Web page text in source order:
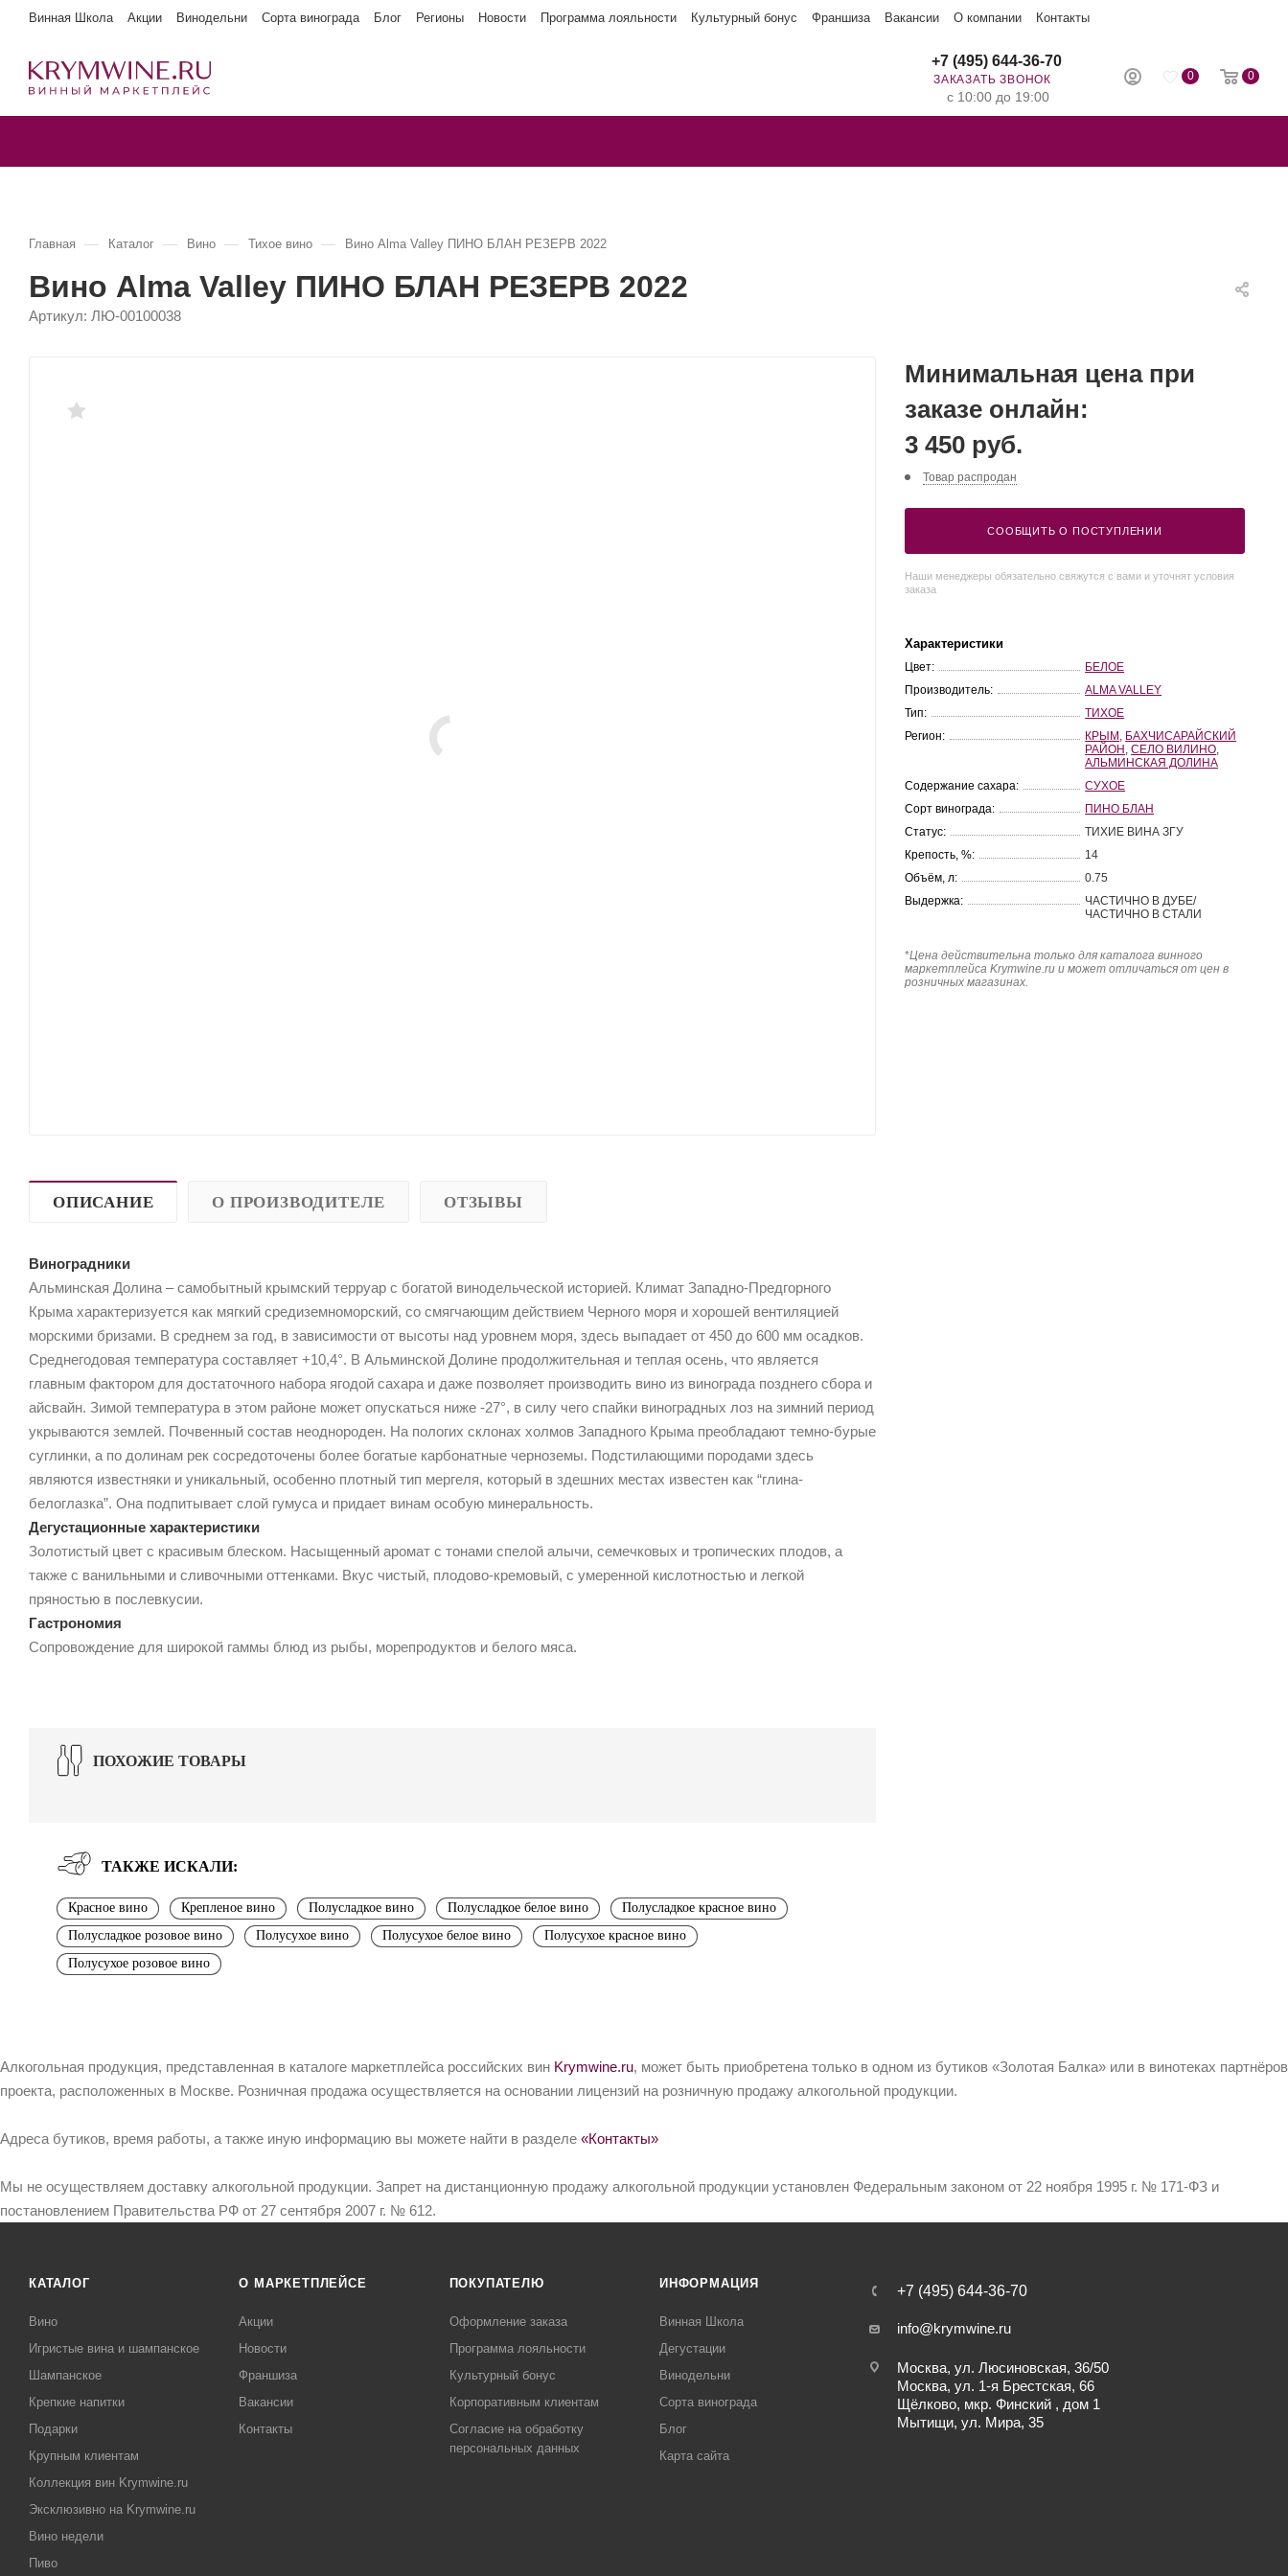
Винная Школа Акции Винодельни Сорта винограда Блог Регионы Новости Программа лояльности Культурный бонус Франшиза Вакансии О компании Контакты
0 0
+7 (495) 644-36-70
ЗАКАЗАТЬ ЗВОНОК
с 10:00 до 19:00
Главная — Каталог — Вино — Тихое вино — Вино Alma Valley ПИНО БЛАН РЕЗЕРВ 2022
Вино Alma Valley ПИНО БЛАН РЕЗЕРВ 2022
Артикул: ЛЮ-00100038
ОПИСАНИЕ О ПРОИЗВОДИТЕЛЕ ОТЗЫВЫ
Виноградники
Альминская Долина – самобытный крымский терруар с богатой винодельческой историей. Климат Западно-Предгорного
Крыма характеризуется как мягкий средиземноморский, со смягчающим действием Черного моря и хорошей вентиляцией
морскими бризами. В среднем за год, в зависимости от высоты над уровнем моря, здесь выпадает от 450 до 600 мм осадков.
Среднегодовая температура составляет +10,4°. В Альминской Долине продолжительная и теплая осень, что является
главным фактором для достаточного набора ягодой сахара и даже позволяет производить вино из винограда позднего сбора и
айсвайн. Зимой температура в этом районе может опускаться ниже -27°, в силу чего спайки виноградных лоз на зимний период
укрываются землей. Почвенный состав неоднороден. На пологих склонах холмов Западного Крыма преобладают темно-бурые
суглинки, а по долинам рек сосредоточены более богатые карбонатные черноземы. Подстилающими породами здесь
являются известняки и уникальный, особенно плотный тип мергеля, который в здешних местах известен как “глина-
белоглазка”. Она подпитывает слой гумуса и придает винам особую минеральность.
Дегустационные характеристики
Золотистый цвет с красивым блеском. Насыщенный аромат с тонами спелой алычи, семечковых и тропических плодов, а
также с ванильными и сливочными оттенками. Вкус чистый, плодово-кремовый, с умеренной кислотностью и легкой
пряностью в послевкусии.
Гастрономия
Сопровождение для широкой гаммы блюд из рыбы, морепродуктов и белого мяса.
ПОХОЖИЕ ТОВАРЫ
ТАКЖЕ ИСКАЛИ:
Красное вино Крепленое вино Полусладкое вино Полусладкое белое вино
Полусладкое красное вино
Полусладкое розовое вино
Полусухое вино Полусухое белое вино
Полусухое красное вино
Полусухое розовое вино
Минимальная цена при
заказе онлайн:
3 450 руб.
Товар распродан
СООБЩИТЬ О ПОСТУПЛЕНИИ
Наши менеджеры обязательно свяжутся с вами и уточнят условия
заказа
Характеристики
Цвет:
БЕЛОЕ
Производитель:
ALMA VALLEY
Тип:
ТИХОЕ
Регион:
КРЫМ БАХЧИСАРАЙСКИЙ
РАЙОН ,СЕЛО ВИЛИНО
АЛЬМИНСКАЯ ДОЛИНА
Содержание сахара:
СУХОЕ
Сорт винограда:
ПИНО БЛАН
Статус:
ТИХИЕ ВИНА ЗГУ
Крепость, %:
14
Объём, л:
0.75
Выдержка:
ЧАСТИЧНО В ДУБЕ/
ЧАСТИЧНО В СТАЛИ
*Цена действительна только для каталога винного
маркетплейса Krymwine.ru и может отличаться от цен в
розничных магазинах.
Алкогольная продукция, представленная в каталоге маркетплейса российских вин Krymwine.ru, может быть приобретена только в одном из бутиков «Золотая Балка» или в винотеках партнёров
проекта, расположенных в Москве. Розничная продажа осуществляется на основании лицензий на розничную продажу алкогольной продукции.
Адреса бутиков, время работы, а также иную информацию вы можете найти в разделе «Контакты»
Мы не осуществляем доставку алкогольной продукции. Запрет на дистанционную продажу алкогольной продукции установлен Федеральным законом от 22 ноября 1995 г. № 171-ФЗ и
постановлением Правительства РФ от 27 сентября 2007 г. № 612.
КАТАЛОГ
Вино
Игристые вина и шампанское
Шампанское
Крепкие напитки
Подарки
Крупным клиентам
Коллекция вин Krymwine.ru
Эксклюзивно на Krymwine.ru
Вино недели
Пиво
О МАРКЕТПЛЕЙСЕ
Акции
Новости
Франшиза
Вакансии
Контакты
ПОКУПАТЕЛЮ
Оформление заказа
Программа лояльности
Культурный бонус
Корпоративным клиентам
Согласие на обработку
персональных данных
ИНФОРМАЦИЯ
Винная Школа
Дегустации
Винодельни
Сорта винограда
Блог
Карта сайта
+7 (495) 644-36-70
info@krymwine.ru
Москва, ул. Люсиновская, 36/50
Москва, ул. 1-я Брестская, 66
Щёлково, мкр. Финский , дом 1
Мытищи, ул. Мира, 35